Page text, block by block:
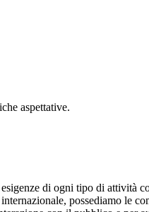
aspettative.
di ogni tipo di attività
possediamo le